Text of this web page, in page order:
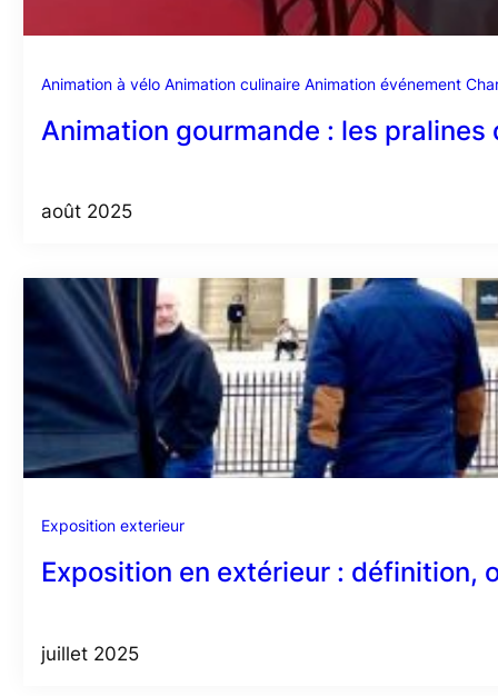
Animation à vélo Animation culinaire Animation événement
Animation gourmande : les
août 2025
Exposition exterieur
Exposition en extérieur :
juillet 2025